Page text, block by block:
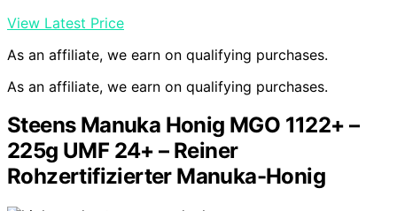
View Latest Price
As an affiliate, we earn on qualifying purchases.
As an affiliate, we earn on qualifying purchases.
Steens Manuka Honig MGO 1122+ –
225g UMF 24+ – Reiner
Rohzertifizierter Manuka-Honig